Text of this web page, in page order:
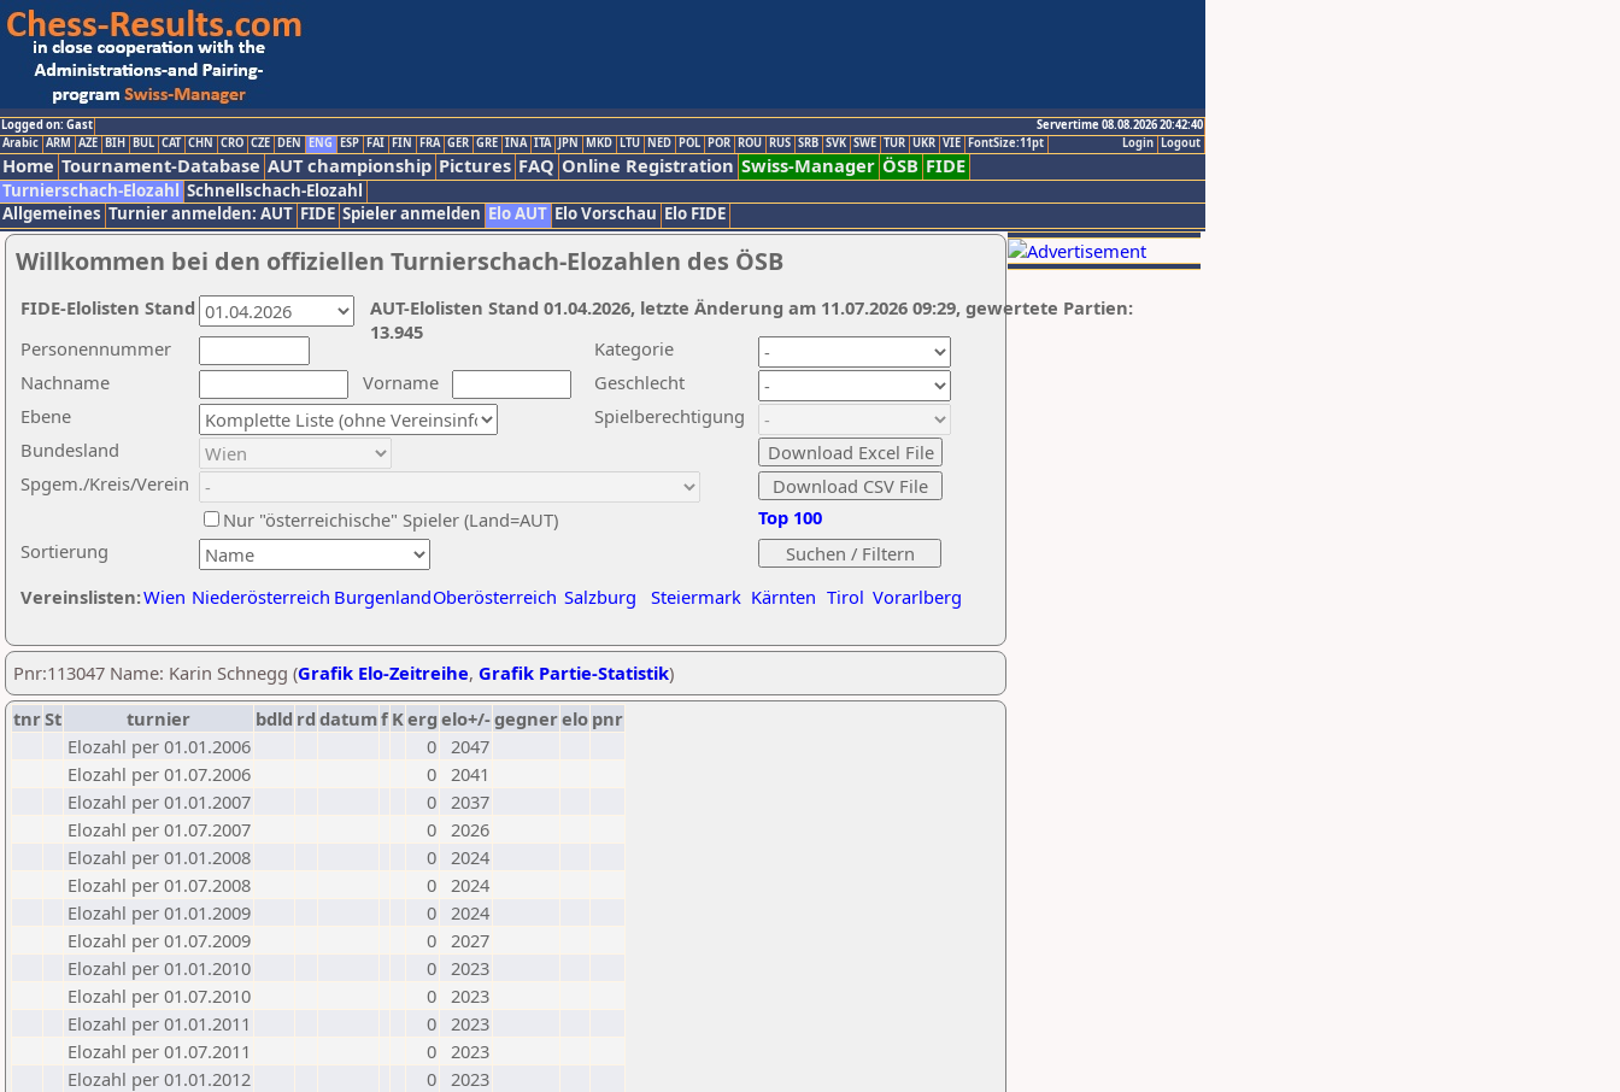
Logged on: Gast
Servertime 08.08.2026 20:42:40
Logout
Login
Arabic ARM AZE BIH BUL CAT CHN CRO CZE DEN ENG ESP FAI FIN FRA GER GRE INA ITA JPN MKD LTU NED POL POR ROU RUS SRB SVK SWE TUR UKR VIE FontSize:11pt
Home Tournament-Database AUT championship Pictures FAQ Online Registration Swiss-Manager ÖSB FIDE
Turnierschach-Elozahl Schnellschach-Elozahl
Allgemeines Turnier anmelden: AUT FIDE Spieler anmelden Elo AUT Elo Vorschau Elo FIDE
Willkommen bei den offiziellen Turnierschach-Elozahlen des ÖSB
Nachname
Vorname
Ebene
Kategorie
Sortierung
Personennummer
Bundesland
Spgem./Kreis/Verein
Geschlecht
Nur "österreichische" Spieler (Land=AUT)
Spielberechtigung
Vereinslisten:Wien Niederösterreich BurgenlandOberösterreich Salzburg Steiermark Kärnten Tirol Vorarlberg
Top 100
AUT-Elolisten Stand 01.04.2026, letzte Änderung am 11.07.2026 09:29, gewertete Partien:
13.945
FIDE-Elolisten Stand
Pnr:113047 Name: Karin Schnegg (Grafik Elo-Zeitreihe, Grafik Partie-Statistik)
tnrSt turnier bdld rd datumf Kerg elo+/-gegnerelo pnr
Elozahl per 01.01.2006
0 2047
Elozahl per 01.07.2006
0 2041
Elozahl per 01.01.2007
0 2037
Elozahl per 01.07.2007
0 2026
Elozahl per 01.01.2008
0 2024
Elozahl per 01.07.2008
0 2024
Elozahl per 01.01.2009
0 2024
Elozahl per 01.07.2009
0 2027
Elozahl per 01.01.2010
0 2023
Elozahl per 01.07.2010
0 2023
Elozahl per 01.01.2011
0 2023
Elozahl per 01.07.2011
0 2023
Elozahl per 01.01.2012
0 2023